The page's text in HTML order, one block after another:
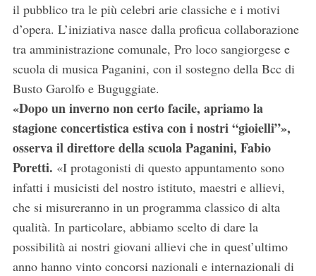
il pubblico tra le più celebri arie classiche e i motivi
d’opera. L’iniziativa nasce dalla proficua collaborazione
tra amministrazione comunale, Pro loco sangiorgese e
scuola di musica Paganini, con il sostegno della Bcc di
Busto Garolfo e Buguggiate.
«Dopo un inverno non certo facile, apriamo la
stagione concertistica estiva con i nostri “gioielli”»,
osserva il direttore della scuola Paganini, Fabio
Poretti. «I protagonisti di questo appuntamento sono
infatti i musicisti del nostro istituto, maestri e allievi,
che si misureranno in un programma classico di alta
qualità. In particolare, abbiamo scelto di dare la
possibilità ai nostri giovani allievi che in quest’ultimo
anno hanno vinto concorsi nazionali e internazionali di